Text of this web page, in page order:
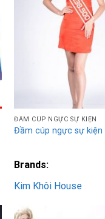
ĐẦM CÚP NGỰC SỰ KIỆN
Đầm cúp ngực sự kiện
Brands:
Kim Khôi House